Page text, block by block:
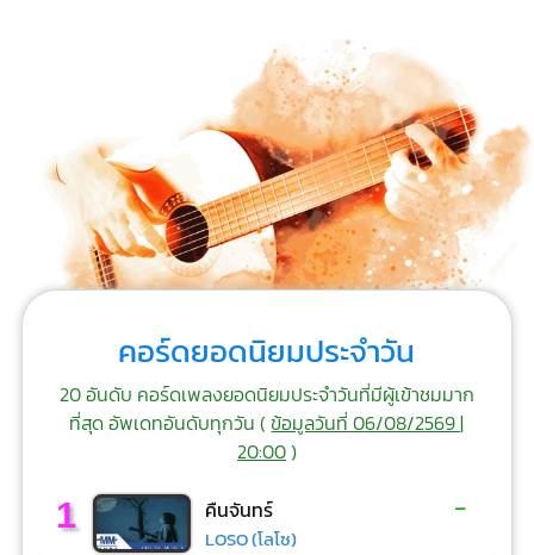
คอร์ดยอดนิยมประจำวัน
20 อันดับ คอร์ดเพลงยอดนิยมประจำวันที่มีผู้เข้าชมมาก
ที่สุด อัพเดทอันดับทุกวัน (ข้อมูลวันที่ 06/08/2569 |
20:00)
1 คืนจันทร์
LOSO (โลโซ)
-